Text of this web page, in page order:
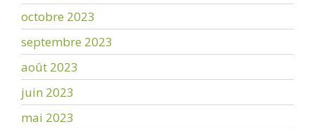
octobre 2023
septembre 2023
août 2023
juin 2023
mai 2023